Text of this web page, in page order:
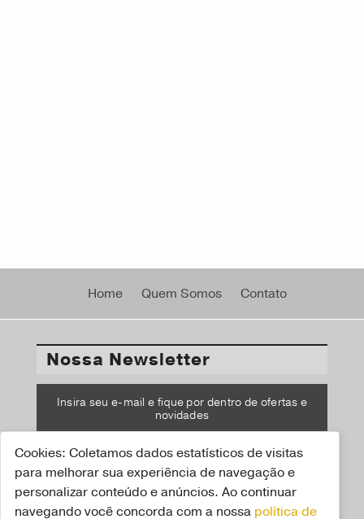
Home Quem Somos Contato
Nossa Newsletter
Insira seu e-mail e fique por dentro de ofertas e
novidades
CADASTRAR
Cookies: Coletamos dados estatísticos de visitas
para melhorar sua experiência de navegação e
personalizar conteúdo e anúncios. Ao continuar
navegando você concorda com a nossa política de